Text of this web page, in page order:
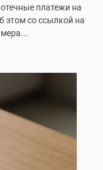
платежи на
этом со ссылкой на